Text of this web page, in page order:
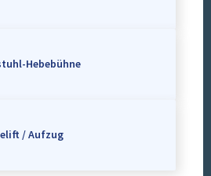
Hebebühne
/ Aufzug